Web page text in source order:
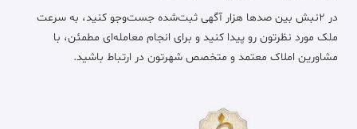
در ۲نبش بین صدها هزار آگهی ثبت‌شده جست‌وجو کنید، به سرعت
ملک مورد نظرتون رو پیدا کنید و برای انجام معامله‌ای مطمئن، با
مشاورین املاک معتمد و متخصص شهرتون در ارتباط باشید.